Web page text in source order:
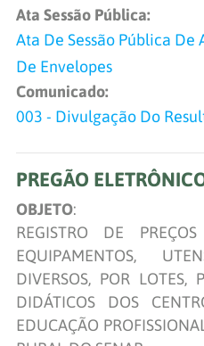
Ata Sessão Pública:
Ata De Sessão Pública
De Envelopes
Comunicado:
003 - Divulgação Do
PREGÃO
OBJETO:
REGISTRO DE
EQUIPAMENTOS,
DIVERSOS, POR LOTES,
DIDÁTICOS DOS
EDUCAÇÃO